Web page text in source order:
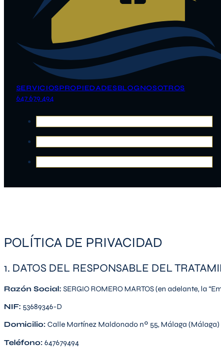
SERVICIOSPROPIEDADESBLOGNOSOTROS
647 679 494
POLÍTICA DE PRIVACIDAD
1. DATOS DEL RESPONSABLE DEL
Razón Social: SERGIO ROMERO MARTOS (en adelante, la
NIF: 53689346-D
Domicilio: Calle Martínez Maldonado nº 55, Málaga (Málaga)
Teléfono: 647679494